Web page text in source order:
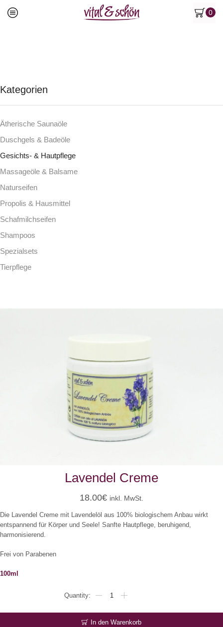
0
Kategorien
Ätherische Saunaöle
Duschgels & Badeöle
Gesichts- & Hautpflege
Massageöle & Balsame
Naturseifen
Propolis & Hausmittel
Schafmilchseifen
Shampoos
Spezialsets
Tierpflege
Lavendel Creme
18.00€ inkl. MwSt.
Die Lavendel Creme mit Lavendelöl aus 100% biologischem Anbau wirkt
entspannend für Körper und Seele! Sanfte Hautpflege, beruhigend,
harmonisierend.
Frei von Parabenen
100ml
Creme
In den Warenkorb